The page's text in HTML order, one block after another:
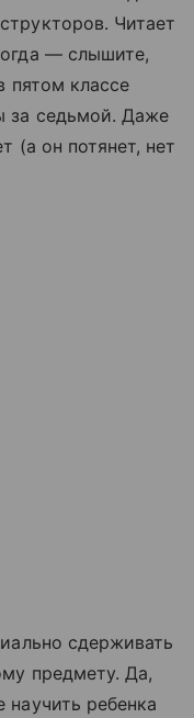
Читает
— слышите,
пятом классе
за седьмой. Даже
(а он потянет, нет
сдерживать
предмету. Да,
ребенка